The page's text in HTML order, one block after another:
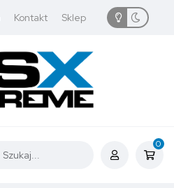
Kontakt Sklep
0